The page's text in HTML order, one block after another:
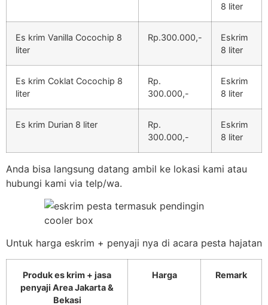
8 liter
Es krim Vanilla Cocochip 8
liter
Rp.300.000,-
Eskrim
8 liter
Es krim Coklat Cocochip 8
liter
Rp.
300.000,-
Eskrim
8 liter
Es krim Durian 8 liter
Rp.
300.000,-
Eskrim
8 liter
Anda bisa langsung datang ambil ke lokasi kami atau
hubungi kami via telp/wa.
Untuk harga eskrim + penyaji nya di acara pesta hajatan
Produk es krim + jasa
penyaji Area Jakarta &
Bekasi
Harga Remark